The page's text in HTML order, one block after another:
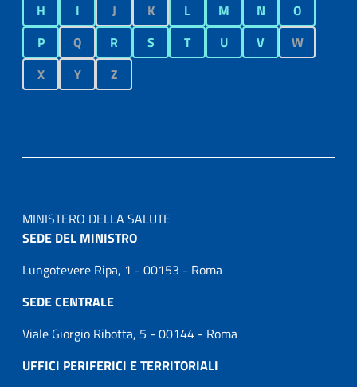
H
I J K L M N
O
P
Q R S T U V
W
X
Y Z
MINISTERO DELLA SALUTE
SEDE DEL MINISTRO
Lungotevere Ripa, 1 - 00153 - Roma
SEDE CENTRALE
Viale Giorgio Ribotta, 5 - 00144 - Roma
UFFICI PERIFERICI E TERRITORIALI